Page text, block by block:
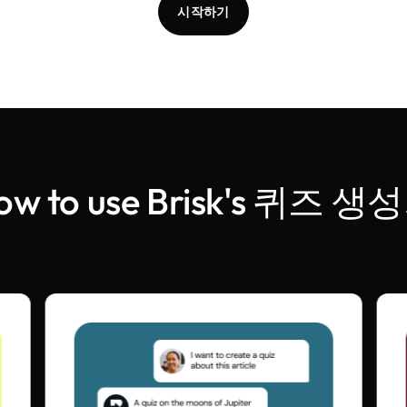
시작하기
to use Brisk's 퀴즈 생